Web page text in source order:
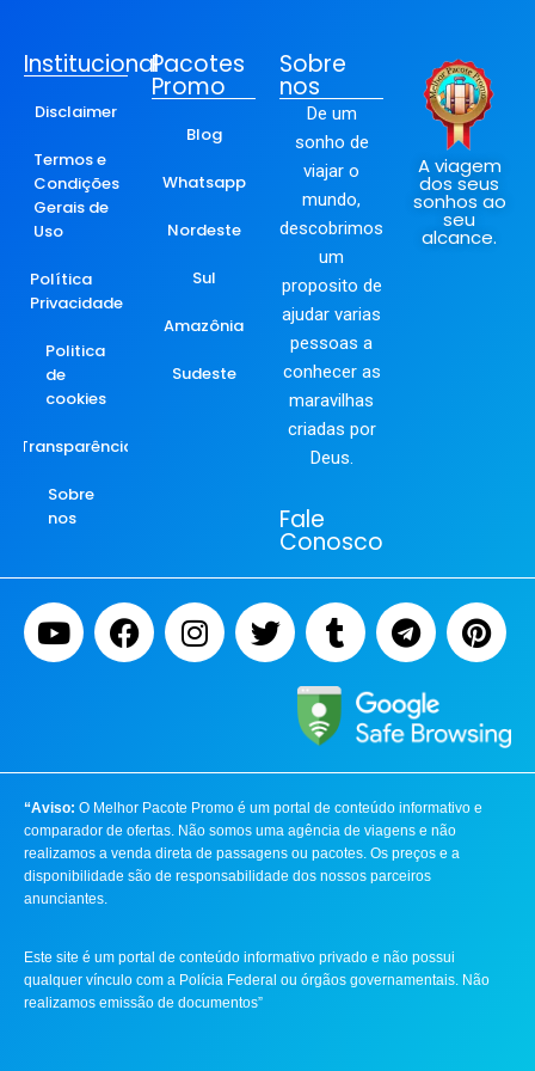
Institucional
Disclaimer
Termos e
Condições
Gerais de
Uso
Política
Privacidade
Politica
de
cookies
Transparência
Sobre
nos
Pacotes
Promo
Blog
Whatsapp
Nordeste
Sul
Amazônia
Sudeste
Sobre
nos
De um
sonho de
viajar o
mundo,
descobrimos
um
proposito de
ajudar varias
pessoas a
conhecer as
maravilhas
criadas por
Deus.
Fale
Conosco
A viagem
dos seus
sonhos ao
seu
alcance.
“Aviso: O Melhor Pacote Promo é um portal de conteúdo informativo e
comparador de ofertas. Não somos uma agência de viagens e não
realizamos a venda direta de passagens ou pacotes. Os preços e a
disponibilidade são de responsabilidade dos nossos parceiros
anunciantes.
Este site é um portal de conteúdo informativo privado e não possui
qualquer vínculo com a Polícia Federal ou órgãos governamentais. Não
realizamos emissão de documentos”